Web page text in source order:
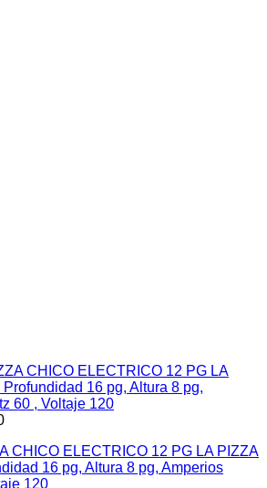
CHICO ELECTRICO 12 PG LA PIZZA
16 pg, Altura 8 pg, Amperios
120